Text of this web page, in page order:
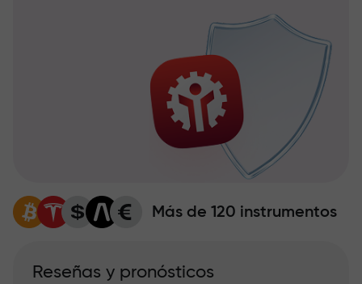
Más de 120 instrumentos
Reseñas y pronósticos